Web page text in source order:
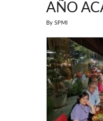
AÑO
By SPMI